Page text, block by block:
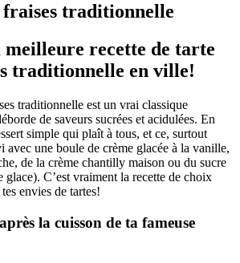
traditionnelle
meilleure recette de tarte
traditionnelle en ville!
traditionnelle est un vrai classique
de saveurs sucrées et acidulées. En
simple qui plaît à tous, et ce, surtout
avec une boule de crème glacée à la vanille,
de la crème chantilly maison ou du sucre
glace). C’est vraiment la recette de choix
envies de tartes!
la cuisson de ta fameuse